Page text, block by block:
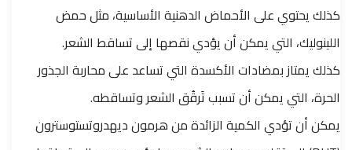
كذلك يحتوي على الأحماض الدهنية الأساسية، مثل حمض
اللينوليك، التي يمكن أن يؤدي نقصها إلى تساقط الشعر.
كذلك يمتاز بمضادات الأكسدة التي تساعد على محاربة الجذور
الحرة، التي يمكن أن تسبب تَرقُق الشعر وتساقطه.
يمكن أن تؤدي الكمية الزائدة من هرمون ديهدروتستوسترون